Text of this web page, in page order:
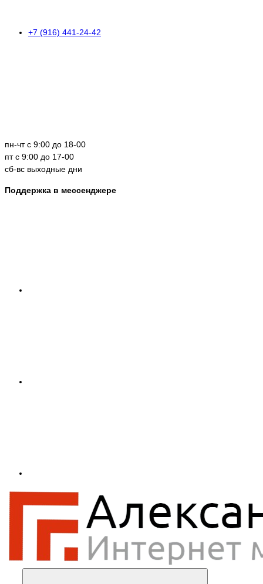
+7 (916) 441-24-42
пн-чт с 9:00 до 18-00
пт с 9:00 до 17-00
сб-вс выходные дни
Поддержка в мессенджере